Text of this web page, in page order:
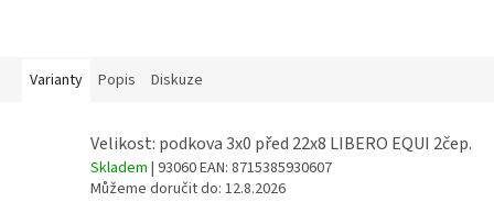
Varianty Popis Diskuze
Velikost: podkova 3x0 před 22x8 LIBERO EQUI 2čep.
Skladem | 93060EAN: 8715385930607
Můžeme doručit do: 12.8.2026